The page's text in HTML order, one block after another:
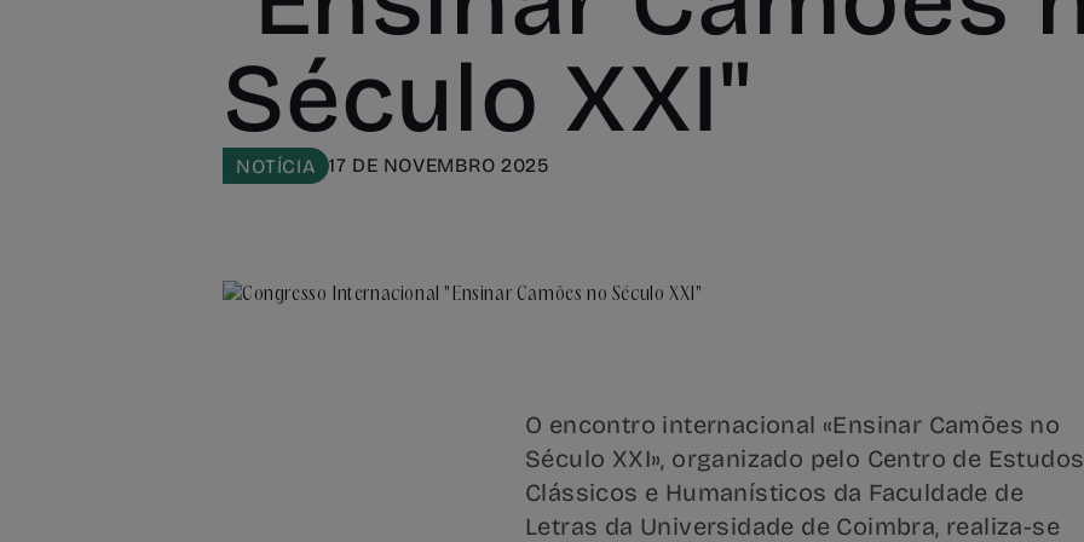
Século XXI"
NOTÍCIA 17 DE NOVEMBRO 2025
O encontro internacional «Ensinar Camões no
Século XXI», organizado pelo Centro de Estudos
Clássicos e Humanísticos da Faculdade de
Letras da Universidade de Coimbra, realiza-se